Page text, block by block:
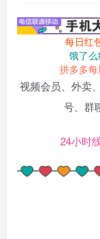
每日红
饿了
拼多多
视频会员、外卖
号、群
24小时